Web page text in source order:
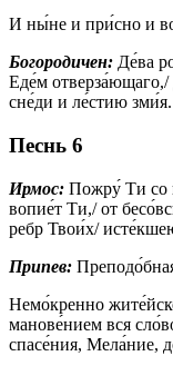
И ны́не и при́сно и
Богородичен: Де́ва
Еде́м
сне́ди и ле́стию зми́я.
Песнь 6
Ирмос: Пожру́ Ти со
вопие́т Ти,/ от
ребр Твои́х/
Припев:
Немо́кренно
манове́нием вся
спасе́ния, Мела́ние,